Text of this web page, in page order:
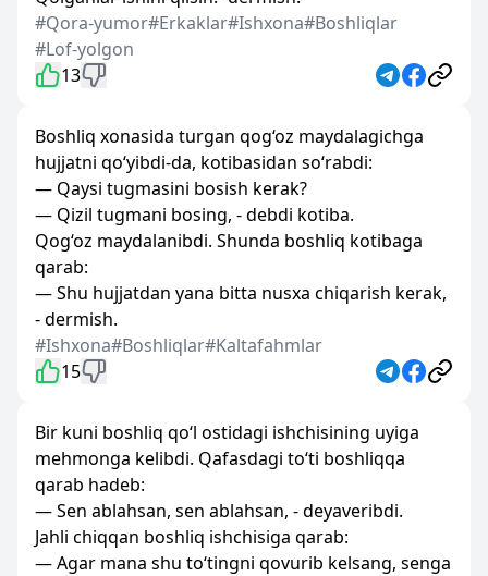
#Qora-yumor#Erkaklar#Ishxona#Boshliqlar
#Lof-yolgon
13
Boshliq xonasida turgan qog‘oz maydalagichga
hujjatni qo‘yibdi-da, kotibasidan so‘rabdi:
— Qaysi tugmasini bosish kerak?
— Qizil tugmani bosing, - debdi kotiba.
Qog‘oz maydalanibdi. Shunda boshliq kotibaga
qarab:
— Shu hujjatdan yana bitta nusxa chiqarish kerak,
- dermish.
#Ishxona#Boshliqlar#Kaltafahmlar
15
Bir kuni boshliq qo‘l ostidagi ishchisining uyiga
mehmonga kelibdi. Qafasdagi to‘ti boshliqqa
qarab hadeb:
— Sen ablahsan, sen ablahsan, - deyaveribdi.
Jahli chiqqan boshliq ishchisiga qarab:
— Agar mana shu to‘tingni qovurib kelsang, senga